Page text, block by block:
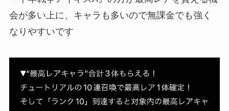
会が多い上に、キャラも多いので無課金でも強く
なりやすいです